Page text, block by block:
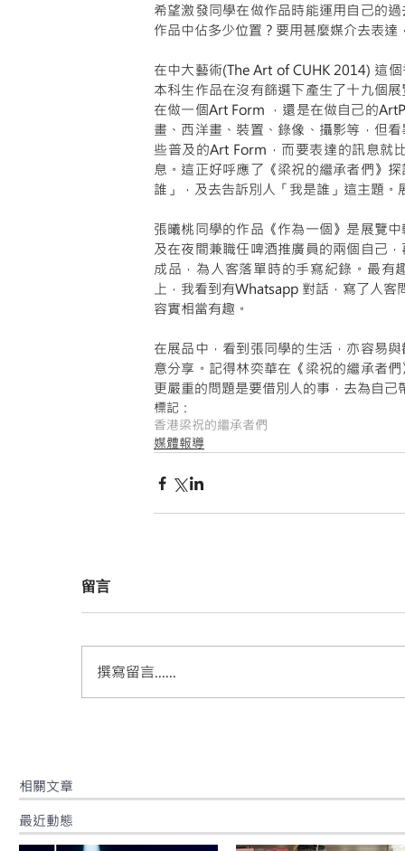
希望激發同學在做作品時能運用自己的
作品中佔多少位置？要用甚麼媒介去表
在中大藝術(The Art of CUHK 2014) 這
本科生作品在沒有篩選下產生了十九個
在做一個Art Form ，還是在做自己的
畫、西洋畫、裝置、錄像、攝影等，但
些普及的Art Form，而要表達的訊息就
息。這正好呼應了《梁祝的繼承者們》
誰」，及去告訴別人「我是誰」這主題
張曦桃同學的作品《作為一個》是展覽
及在夜間兼職任啤酒推廣員的兩個自己
成品，為人客落單時的手寫紀錄。最有
上，我看到有Whatsapp 對話，寫了人
容實相當有趣。
在展品中，看到張同學的生活，亦容易
意分享。記得林奕華在《梁祝的繼承者
更嚴重的問題是要借別人的事，去為自
標記：
香港梁祝的繼承者們
媒體報導
留言
撰寫留言......
​相關文章
最近動態